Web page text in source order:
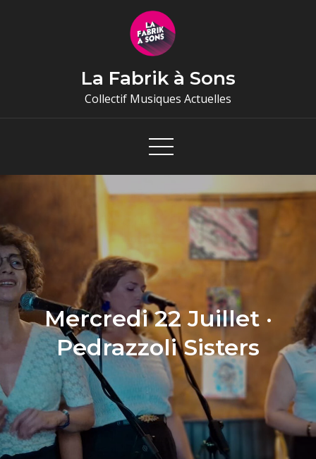
La Fabrik à Sons
Collectif Musiques Actuelles
Mercredi 22 Juillet ·
Pedrazzoli Sisters